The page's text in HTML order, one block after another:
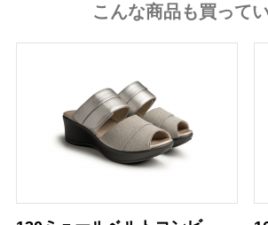
こんな商品も買って